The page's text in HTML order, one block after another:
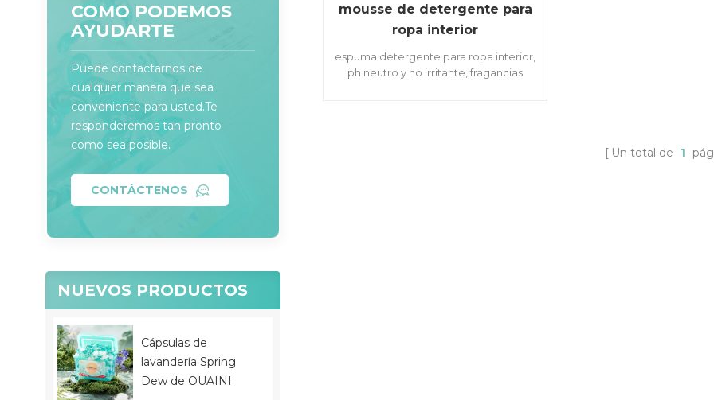
mousse de detergente para
ropa interior
espuma detergente para ropa interior,
ph neutro y no irritante, fragancias
Un total de 1
COMO PODEMOS
AYUDARTE
Puede contactarnos de
cualquier manera que sea
conveniente para usted.Te
responderemos tan pronto
como sea posible.
CONTÁCTENOS
NUEVOS PRODUCTOS
Cápsulas de
lavandería Spring
Dew de OUAINI